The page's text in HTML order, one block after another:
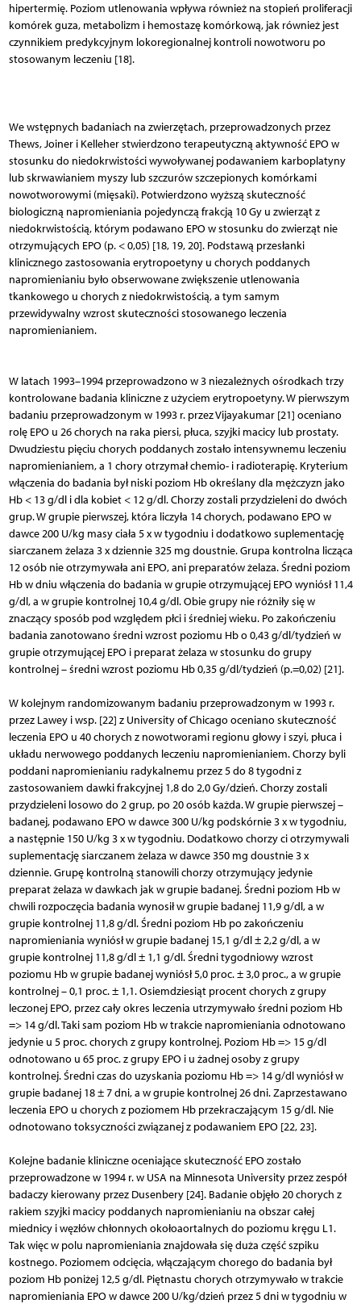
hipertermię. Poziom utlenowania wpływa również na stopień proliferacji
komórek guza, metabolizm i hemostazę komórkową, jak również jest
czynnikiem predykcyjnym lokoregionalnej kontroli nowotworu po
stosowanym leczeniu [18].
We wstępnych badaniach na zwierzętach, przeprowadzonych przez
Thews, Joiner i Kelleher stwierdzono terapeutyczną aktywność EPO w
stosunku do niedokrwistości wywoływanej podawaniem karboplatyny
lub skrwawianiem myszy lub szczurów szczepionych komórkami
nowotworowymi (mięsaki). Potwierdzono wyższą skuteczność
biologiczną napromieniania pojedynczą frakcją 10 Gy u zwierząt z
niedokrwistością, którym podawano EPO w stosunku do zwierząt nie
otrzymujących EPO (p. < 0,05) [18, 19, 20]. Podstawą przesłanki
klinicznego zastosowania erytropoetyny u chorych poddanych
napromienianiu było obserwowane zwiększenie utlenowania
tkankowego u chorych z niedokrwistością, a tym samym
przewidywalny wzrost skuteczności stosowanego leczenia
napromienianiem.
W latach 1993–1994 przeprowadzono w 3 niezależnych ośrodkach trzy
kontrolowane badania kliniczne z użyciem erytropoetyny. W pierwszym
badaniu przeprowadzonym w 1993 r. przez Vijayakumar [21] oceniano
rolę EPO u 26 chorych na raka piersi, płuca, szyjki macicy lub prostaty.
Dwudziestu pięciu chorych poddanych zostało intensywnemu leczeniu
napromienianiem, a 1 chory otrzymał chemio- i radioterapię. Kryterium
włączenia do badania był niski poziom Hb określany dla mężczyzn jako
Hb < 13 g/dl i dla kobiet < 12 g/dl. Chorzy zostali przydzieleni do dwóch
grup. W grupie pierwszej, która liczyła 14 chorych, podawano EPO w
dawce 200 U/kg masy ciała 5 x w tygodniu i dodatkowo suplementację
siarczanem żelaza 3 x dziennie 325 mg doustnie. Grupa kontrolna licząca
12 osób nie otrzymywała ani EPO, ani preparatów żelaza. Średni poziom
Hb w dniu włączenia do badania w grupie otrzymującej EPO wyniósł 11,4
g/dl, a w grupie kontrolnej 10,4 g/dl. Obie grupy nie różniły się w
znaczący sposób pod względem płci i średniej wieku. Po zakończeniu
badania zanotowano średni wzrost poziomu Hb o 0,43 g/dl/tydzień w
grupie otrzymującej EPO i preparat żelaza w stosunku do grupy
kontrolnej – średni wzrost poziomu Hb 0,35 g/dl/tydzień (p.=0,02) [21].
W kolejnym randomizowanym badaniu przeprowadzonym w 1993 r.
przez Lawey i wsp. [22] z University of Chicago oceniano skuteczność
leczenia EPO u 40 chorych z nowotworami regionu głowy i szyi, płuca i
układu nerwowego poddanych leczeniu napromienianiem. Chorzy byli
poddani napromienianiu radykalnemu przez 5 do 8 tygodni z
zastosowaniem dawki frakcyjnej 1,8 do 2,0 Gy/dzień. Chorzy zostali
przydzieleni losowo do 2 grup, po 20 osób każda. W grupie pierwszej –
badanej, podawano EPO w dawce 300 U/kg podskórnie 3 x w tygodniu,
a następnie 150 U/kg 3 x w tygodniu. Dodatkowo chorzy ci otrzymywali
suplementację siarczanem żelaza w dawce 350 mg doustnie 3 x
dziennie. Grupę kontrolną stanowili chorzy otrzymujący jedynie
preparat żelaza w dawkach jak w grupie badanej. Średni poziom Hb w
chwili rozpoczęcia badania wynosił w grupie badanej 11,9 g/dl, a w
grupie kontrolnej 11,8 g/dl. Średni poziom Hb po zakończeniu
napromieniania wyniósł w grupie badanej 15,1 g/dl ± 2,2 g/dl, a w
grupie kontrolnej 11,8 g/dl ± 1,1 g/dl. Średni tygodniowy wzrost
poziomu Hb w grupie badanej wyniósł 5,0 proc. ± 3,0 proc., a w grupie
kontrolnej – 0,1 proc. ± 1,1. Osiemdziesiąt procent chorych z grupy
leczonej EPO, przez cały okres leczenia utrzymywało średni poziom Hb
=> 14 g/dl. Taki sam poziom Hb w trakcie napromieniania odnotowano
jedynie u 5 proc. chorych z grupy kontrolnej. Poziom Hb => 15 g/dl
odnotowano u 65 proc. z grupy EPO i u żadnej osoby z grupy
kontrolnej. Średni czas do uzyskania poziomu Hb => 14 g/dl wyniósł w
grupie badanej 18 ± 7 dni, a w grupie kontrolnej 26 dni. Zaprzestawano
leczenia EPO u chorych z poziomem Hb przekraczającym 15 g/dl. Nie
odnotowano toksyczności związanej z podawaniem EPO [22, 23].
Kolejne badanie kliniczne oceniające skuteczność EPO zostało
przeprowadzone w 1994 r. w USA na Minnesota University przez zespół
badaczy kierowany przez Dusenbery [24]. Badanie objęło 20 chorych z
rakiem szyjki macicy poddanych napromienianiu na obszar całej
miednicy i węzłów chłonnych okołoaortalnych do poziomu kręgu L1.
Tak więc w polu napromieniania znajdowała się duża część szpiku
kostnego. Poziomem odcięcia, włączającym chorego do badania był
poziom Hb poniżej 12,5 g/dl. Piętnastu chorych otrzymywało w trakcie
napromieniania EPO w dawce 200 U/kg/dzień przez 5 dni w tygodniu w